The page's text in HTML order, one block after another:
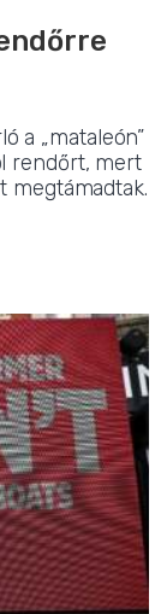
a „mataleón”
rendőrt, mert
megtámadtak.